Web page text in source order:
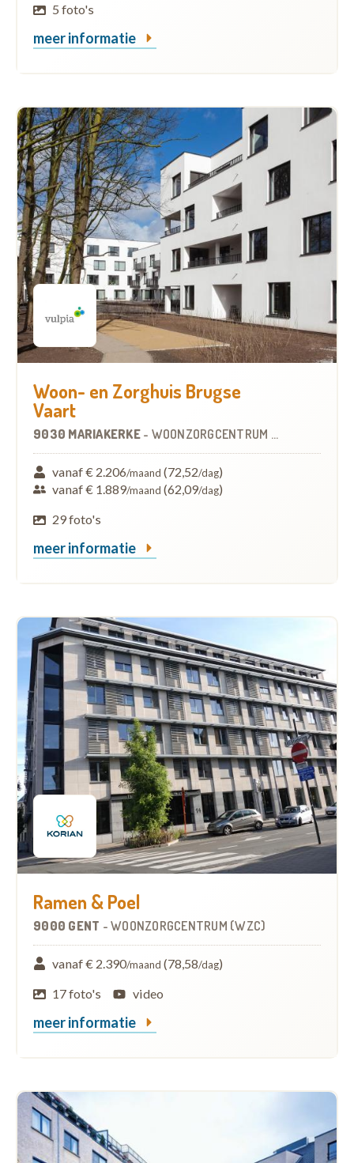
5 foto's
meer informatie
Woon- en Zorghuis Brugse
Vaart
9030 MARIAKERKE - WOONZORGCENTRUM (WZC)
vanaf € 2.206/maand (72,52/dag)
vanaf € 1.889/maand (62,09/dag)
29 foto's
meer informatie
Ramen & Poel
9000 GENT - WOONZORGCENTRUM (WZC)
vanaf € 2.390/maand (78,58/dag)
17 foto's
video
meer informatie